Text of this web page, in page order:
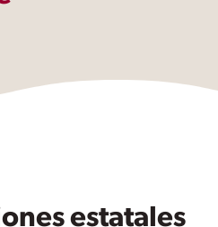
estatales